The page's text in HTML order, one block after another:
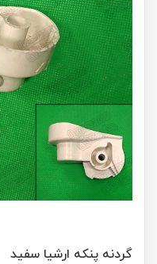
گردنه پنکه ارشیا سفید